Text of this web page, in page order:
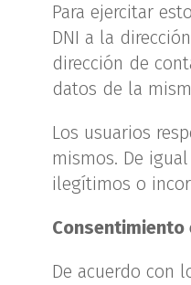
Para ejercitar
DNI a la
dirección de
datos de la
Los usuarios
mismos. De
ilegítimos o
Consentimiento
De acuerdo con